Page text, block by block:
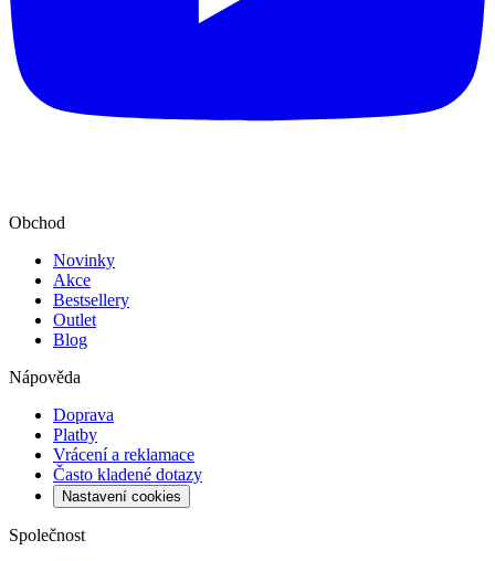
Obchod
Novinky
Akce
Bestsellery
Outlet
Blog
Nápověda
Doprava
Platby
Vrácení a reklamace
Často kladené dotazy
Nastavení cookies
Společnost